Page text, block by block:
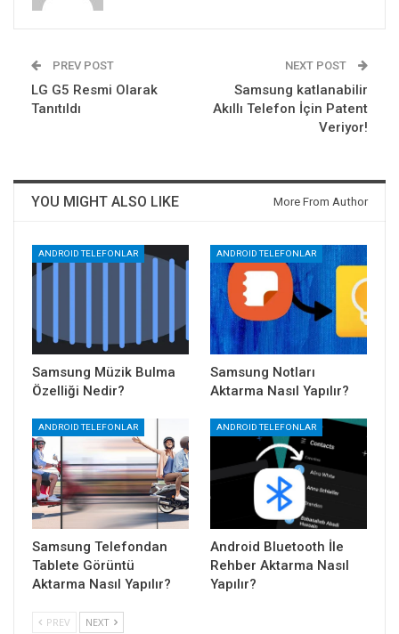
PREV POST
LG G5 Resmi Olarak
Tanıtıldı
NEXT POST
Samsung katlanabilir
Akıllı Telefon İçin Patent
Veriyor!
YOU MIGHT ALSO LIKE More From Author
ANDROID TELEFONLAR
Samsung Müzik Bulma
Özelliği Nedir?
ANDROID TELEFONLAR
Samsung Notları
Aktarma Nasıl Yapılır?
ANDROID TELEFONLAR
Samsung Telefondan
Tablete Görüntü
Aktarma Nasıl Yapılır?
ANDROID TELEFONLAR
Android Bluetooth İle
Rehber Aktarma Nasıl
Yapılır?
PREV NEXT